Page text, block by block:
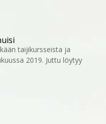
taijikursseista ja
2019. Juttu löytyy